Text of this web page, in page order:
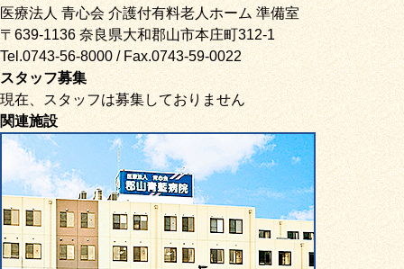
医療法人 青心会 介護付有料老人ホーム 準備室
〒639-1136 奈良県大和郡山市本庄町312-1
Tel.0743-56-8000 / Fax.0743-59-0022
スタッフ募集
現在、スタッフは募集しておりません
関連施設